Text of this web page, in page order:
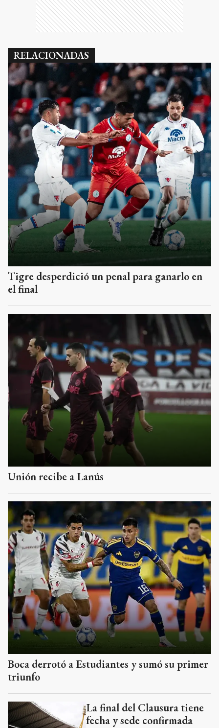
RELACIONADAS
Tigre desperdició un penal para ganarlo en
el final
Unión recibe a Lanús
Boca derrotó a Estudiantes y sumó su primer
triunfo
La final del Clausura tiene
fecha y sede confirmada